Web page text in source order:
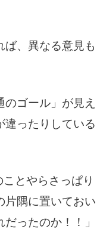
ば、異なる意見も
ゴール」が見え
違ったりしている
とやらさっぱり
片隅に置いておい
ったのか！！」